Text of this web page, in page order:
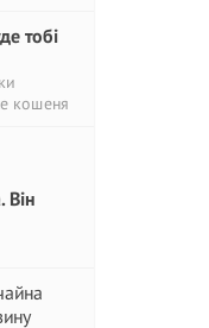
тобі
кошеня
Він